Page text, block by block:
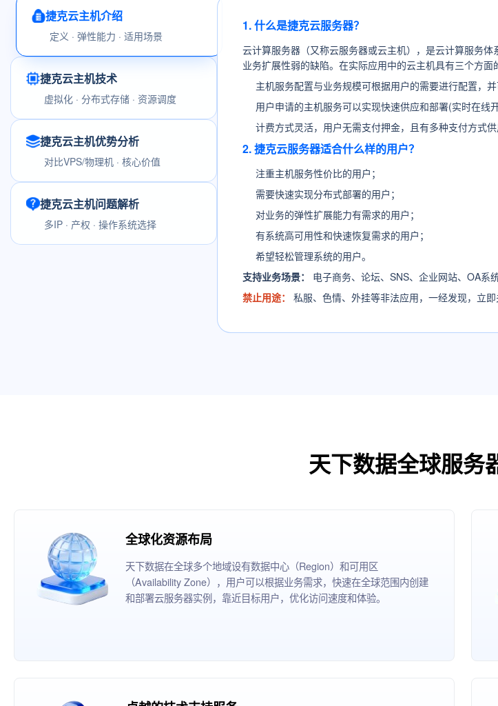
捷克云主机介绍
定义 · 弹性能力 · 适用场景
捷克云主机技术
虚拟化 · 分布式存储 · 资源调度
捷克云主机优势分析
对比VPS/物理机 · 核心价值
捷克云主机问题解析
多IP · 产权 · 操作系统选择
1. 什么是捷克云服务器？
云计算服务器（又称云服务器或云主机），是云计算服务
业务扩展性弱的缺陷。在实际应用中的云主机具有三个方面
主机服务配置与业务规模可根据用户的需要进行配置，并
用户申请的主机服务可以实现快速供应和部署(实时在线
计费方式灵活，用户无需支付押金，且有多种支付方式供
2. 捷克云服务器适合什么样的用户？
注重主机服务性价比的用户；
需要快速实现分布式部署的用户；
对业务的弹性扩展能力有需求的用户；
有系统高可用性和快速恢复需求的用户；
希望轻松管理系统的用户。
支持业务场景：
电子商务、论坛、SNS、企业网站、OA系
禁止用途：
私服、色情、外挂等非法应用，一经发现，立即
天下数据全球服务
全球化资源布局
天下数据在全球多个地域设有数据中心（Region）和可用区
（Availability Zone），用户可以根据业务需求，快速在全球范围内创建
和部署云服务器实例，靠近目标用户，优化访问速度和体验。